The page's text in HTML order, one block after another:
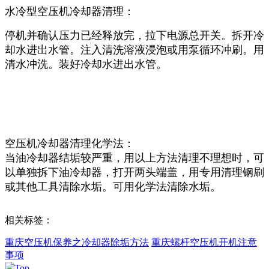
水冷型空压机冷却器清理：
停机并确认压力已经释放完，拉下电源总开关。拆开冷
却水进出水管。注入清洗溶液浸泡或用泵循环冲刷。用
清水冲洗。装好冷却水进出水管。
空压机冷却器清理化学法：
当油冷却器结垢较严重，用以上方法清理不理想时，可
以单独拆下油冷却器，打开两头端盖，用专用清理钢刷
或其他工具清除水垢。可用化学法清除水垢。
相关标签：
重庆空压机保养之冷却器除垢方法 重庆螺杆空压机开机注意
事项